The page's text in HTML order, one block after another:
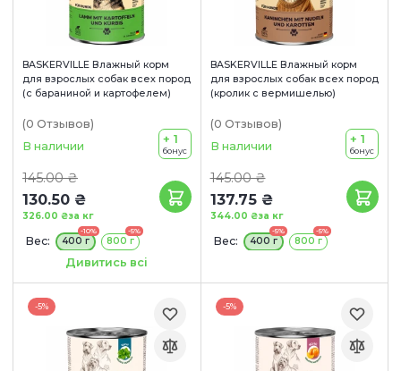
BASKERVILLE Влажный корм
для взрослых собак всех пород
(с бараниной и картофелем)
(0 Отзывов)
В наличии
145.00 ₴
130.50 ₴
за кг
326.00 ₴
+ 1
бонус
Вес:
-10%
400 г
-5%
800 г
Сроки годности:
18/10/2026
Дивитись всі
BASKERVILLE Влажный корм
для взрослых собак всех пород
(кролик с вермишелью)
(0 Отзывов)
В наличии
145.00 ₴
137.75 ₴
за кг
344.00 ₴
+ 1
бонус
Вес:
-5%
400 г
-5%
800 г
-5% -5%